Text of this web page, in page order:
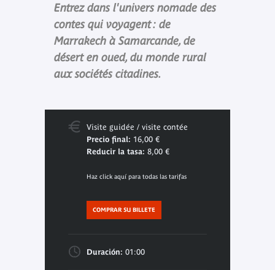
Entrez dans l'univers nomade des
contes qui voyagent : de
Marrakech à Samarcande, de
désert en oued, du monde rural
aux sociétés citadines.
Visite guidée / visite contée
Precio final: 16,00 €
Reducir la tasa: 8,00 €
Haz click aquí para todas las tarifas
COMPRAR SU BILLETE
Duración: 01:00